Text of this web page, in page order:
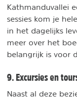
Kathmanduvallei
sessies kom je
in het dagelijks
meer over het
belangrijk is voor
9. Excursies en
Naast al deze